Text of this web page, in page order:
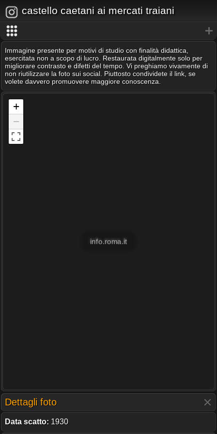
castello caetani ai mercati traiani
Immagine presente per motivi di studio con finalità didattica,
esercitata non a scopo di lucro. Restaurata digitalmente solo per
migliorare contrasto e difetti del tempo. Vi preghiamo vivamente di
non riutilizzare la foto sui social. Piuttosto condividete il link, se
volete davvero promuovere maggiore conoscenza.
+
−
info.roma.it
Dettagli foto
Data scatto: 1930